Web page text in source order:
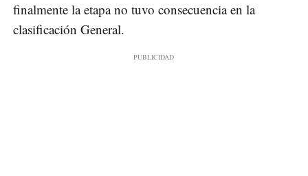
finalmente la etapa no tuvo consecuencia en la
clasificación General.